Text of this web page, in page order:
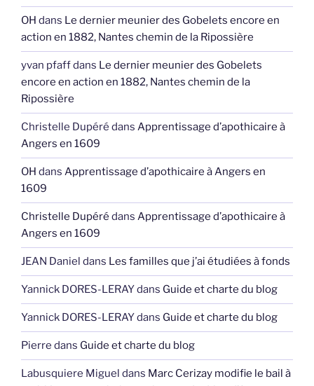
OH dans Le dernier meunier des Gobelets encore en
action en 1882, Nantes chemin de la Ripossière
yvan pfaffdans Le dernier meunier des Gobelets
encore en action en 1882, Nantes chemin de la
Ripossière
Christelle Dupéré dans Apprentissage d’apothicaire à
Angers en 1609
OH dans Apprentissage d’apothicaire à Angers en
1609
Christelle Dupéré dans Apprentissage d’apothicaire à
Angers en 1609
JEAN Daniel dans Les familles que j’ai étudiées à fonds
Yannick DORES-LERAYdans Guide et charte du blog
Yannick DORES-LERAYdans Guide et charte du blog
Pierre dans Guide et charte du blog
Labusquiere Miguel dans Marc Cerizay modifie le bail à